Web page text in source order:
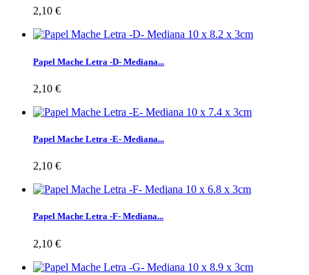
2,10 €
Papel Mache Letra -D- Mediana...
2,10 €
Papel Mache Letra -E- Mediana...
2,10 €
Papel Mache Letra -F- Mediana...
2,10 €